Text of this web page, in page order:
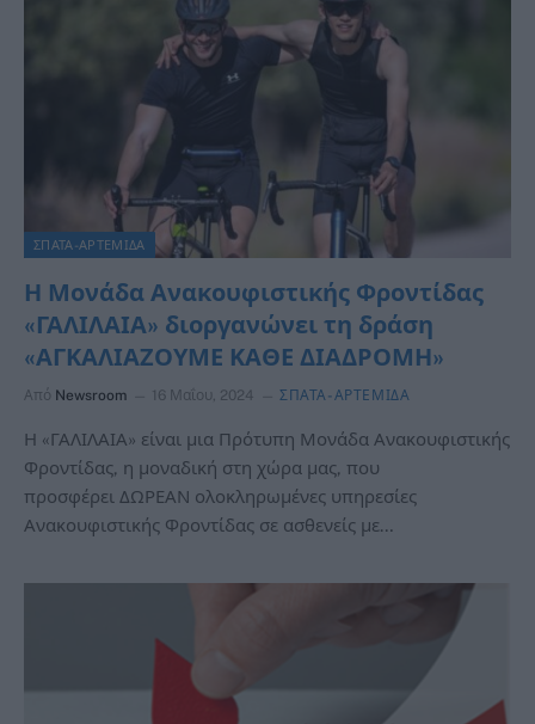
ΣΠΑΤΑ-ΑΡΤΕΜΙΔΑ
Η Μονάδα Ανακουφιστικής Φροντίδας
«ΓΑΛΙΛΑΙΑ» διοργανώνει τη δράση
«ΑΓΚΑΛΙΑΖΟΥΜΕ ΚΑΘΕ ΔΙΑΔΡΟΜΗ»
Από Newsroom 16 Μαΐου, 2024 ΣΠΑΤΑ-ΑΡΤΕΜΙΔΑ
Η «ΓΑΛΙΛΑΙΑ» είναι μια Πρότυπη Μονάδα Ανακουφιστικής
Φροντίδας, η μοναδική στη χώρα μας, που
προσφέρει ΔΩΡΕΑΝ ολοκληρωμένες υπηρεσίες
Ανακουφιστικής Φροντίδας σε ασθενείς με…